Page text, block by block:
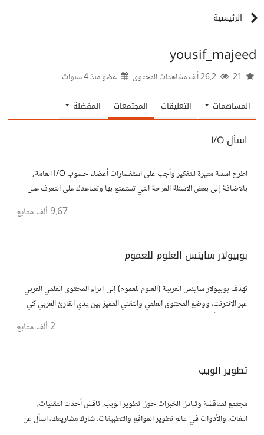
الرئيسية
yousif_majeed
عضو منذ4 سنوات
المساهمات التعليقات المجتمعات المفضلة
اسأل I/O
اطرح اسئلة مثيرة للتفكير وأجب على استفسارات أعضاء حسوب I/O العامة,
بالاضافة إلى بعض الاسئلة المرحة التي تستمتع بها وتساعدك على التعرف على
9.67 ألف متابع
بوبيولار ساينس العلوم للعموم
تهدف بوبيولار ساينس العربية (العلوم للعموم) إلى إثراء المحتوى العلمي العربي
عبر الإنترنت، ووضع المحتوى العلمي والتقني المميز بين يدي القارئ العربي كي
2 ألف متابع
تطوير الويب
مجتمع لمناقشة وتبادل الخبرات حول تطوير الويب. ناقش أحدث التقنيات،
اللغات، والأدوات في عالم تطوير المواقع والتطبيقات. شارك مشاريعك، اسأل عن